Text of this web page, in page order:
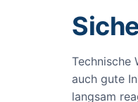
Technische
auch gute
langsam